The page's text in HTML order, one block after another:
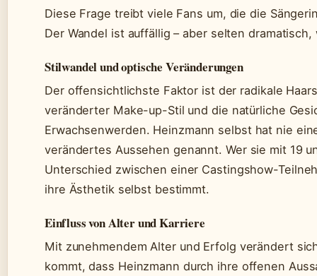
Diese Frage treibt viele Fans um, die die
Der Wandel ist auffällig – aber selten
Stilwandel und optische Veränderungen
Der offensichtlichste Faktor ist der radikale
veränderter Make-up-Stil und die natürliche
Erwachsenwerden. Heinzmann selbst hat nie
verändertes Aussehen genannt. Wer sie mit 19
Unterschied zwischen einer Castingshow-
ihre Ästhetik selbst bestimmt.
Einfluss von Alter und Karriere
Mit zunehmendem Alter und Erfolg verändert
kommt, dass Heinzmann durch ihre offenen